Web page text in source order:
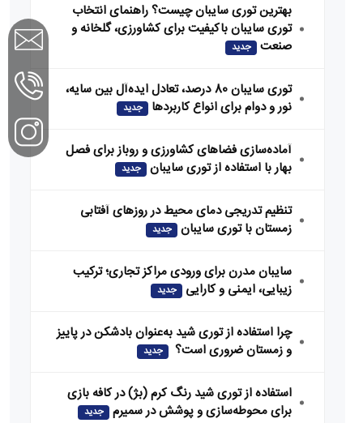
بهترین توری سایبان چیست؟ راهنمای انتخاب
توری سایبان باکیفیت برای کشاورزی، گلخانه و
صنعت جدید
توری سایبان 80 درصد، تعادل ایده‌آل بین سایه،
نور و دوام برای انواع کاربردها
جدید
آماده‌سازی فضاهای کشاورزی و روباز برای فصل
بهار با استفاده از توری سایبان جدید
تنظیم تدریجی دمای محیط در روزهای آفتابی
زمستان با توری سایبان جدید
سایبان مدرن برای ورودی مراکز تجاری؛ ترکیب
زیبایی، ایمنی و کارایی
جدید
چرا استفاده از توری شید به‌عنوان بادشکن در پاییز
و زمستان ضروری است؟
جدید
استفاده از توری شید رنگ کرم (بژ) در کافه‌ بازی
برای محوطه‌سازی و پوشش در سمیرم جدید